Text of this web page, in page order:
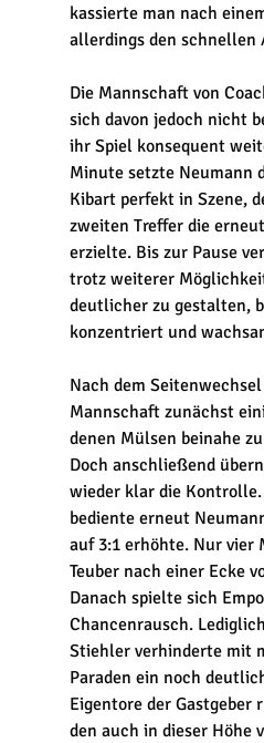
kassierte man nach
allerdings den schnellen
Die Mannschaft von
sich davon jedoch nicht
ihr Spiel konsequent
Minute setzte Neumann
Kibart perfekt in Szene,
zweiten Treffer die
erzielte. Bis zur Pause
trotz weiterer
deutlicher zu gestalten,
konzentriert und
Nach dem
Mannschaft zunächst
denen Mülsen beinahe
Doch anschließend
wieder klar die
bediente erneut
auf 3:1 erhöhte. Nur
Teuber nach einer Ecke
Danach spielte sich
Chancenrausch.
Stiehler verhinderte mit
Paraden ein noch
Eigentore der
den auch in dieser Höhe